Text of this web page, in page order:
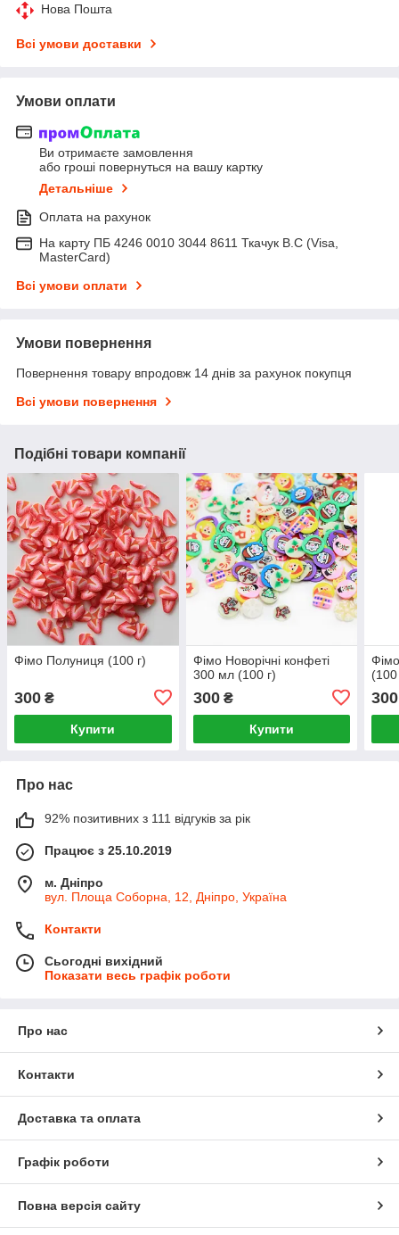
Нова Пошта
Всі умови доставки
Умови оплати
Ви отримаєте замовлення
або гроші повернуться на вашу картку
Детальніше
Оплата на рахунок
На карту ПБ 4246 0010 3044 8611 Ткачук В.С (Visa,
MasterCard)
Всі умови оплати
Умови повернення
Повернення товару впродовж 14 днів за рахунок покупця
Всі умови повернення
Подібні товари компанії
Фімо Полуниця (100 г)
300 ₴
Купити
Фімо Новорічні конфеті
300 мл (100 г)
300₴
Купити
(100
300
Про нас
92% позитивних з 111 відгуків за рік
Працює з 25.10.2019
м. Дніпро
вул. Площа Соборна, 12, Дніпро, Україна
Контакти
Сьогодні вихідний
Показати весь графік роботи
Про нас
Контакти
Доставка та оплата
Графік роботи
Повна версія сайту